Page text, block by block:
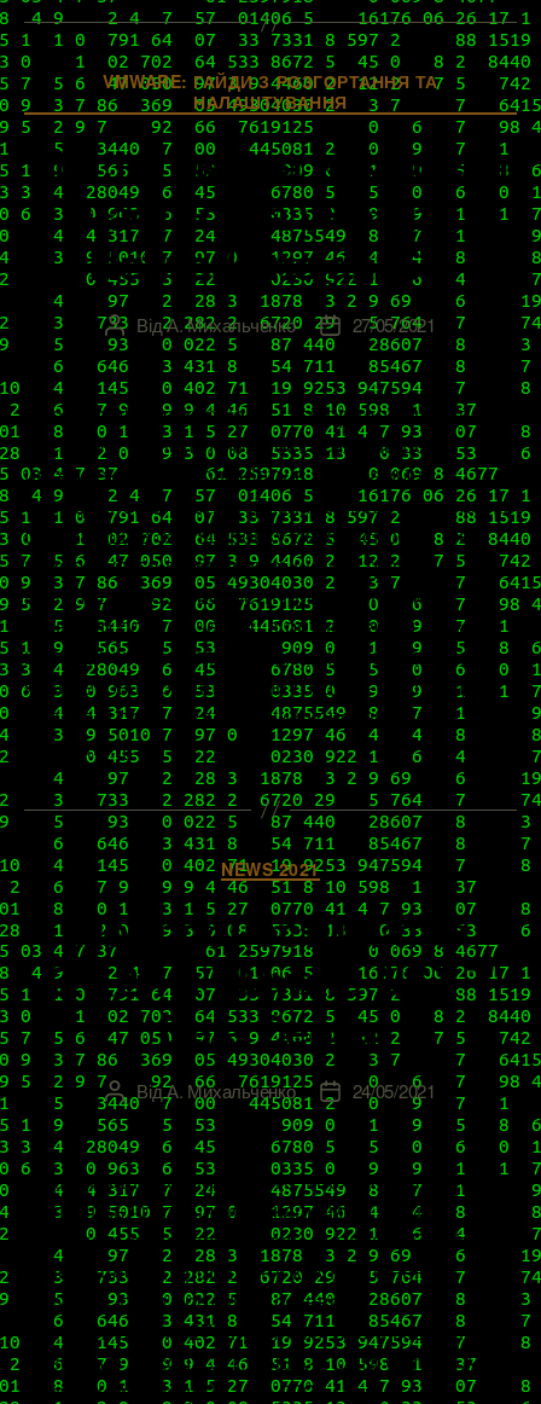
Категорії
VMWARE: ГАЙДИ З РОЗГОРТАННЯ ТА
НАЛАШТУВАННЯ
Инсталляция и базовая
настройка vRealize
Network Insight 6.2
Автор
запису
ВідА. Михальченко
Дата
запису
27/05/2021
vRealize Network Insight – это приложение для
операций и аналитики, обеспечивающее
интеллектуальную работу в программно-
определяемых сетях, физических сетях, а также
отвечающее за настройку безопасности. Оно
используется в обнаружении и устранении
неполадок безопасности приложений и
сетевого подключения, в оптимизации по всем
направлениям, затрагивающим любые сферы
интересов виртуализации от дата-центра до
облака и пользовательских конечных точек:
Сегодня, […]
Категорії
NEWS 2021
Подробности патча
3.1.2.1 к VMware NSX-T
Data Center
Автор
запису
ВідА. Михальченко
Дата
запису
24/05/2021
Середина-конец прошлого месяца для VMware
выдались чрезвычайно жаркими. Помимо
пакетного обновления всей линейки vRealize
успели слегка пропатчить как компоненты
vSphere, так и продукты сетевой
виртуализации. 27 апреля мы публиковали
новость о выходе 3.1.2 NSX-T Data Center. А
пару дней назад, 20 мая 2021 года, к ней